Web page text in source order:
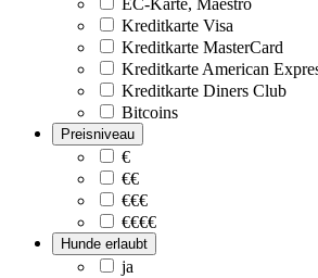
EC-Karte, Maestro
Kreditkarte Visa
Kreditkarte MasterCard
Kreditkarte American
Kreditkarte Diners Club
Bitcoins
Preisniveau
€
€€
€€€
€€€€
Hunde erlaubt
ja